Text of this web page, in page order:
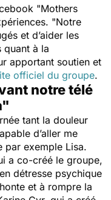
"Mothers
"Notre
et d’aider les
quant à la
apportant soutien et
officiel du groupe.
notre télé
tant la douleur
d’aller me
par exemple Lisa.
a co-créé le groupe,
détresse psychique
et à rompre la